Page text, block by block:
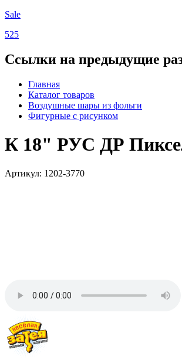
Sale
525
Ссылки на предыдущие
Главная
Каталог товаров
Воздушные шары из фольги
Фигурные с рисунком
К 18" РУС ДР
Артикул: 1202-3770